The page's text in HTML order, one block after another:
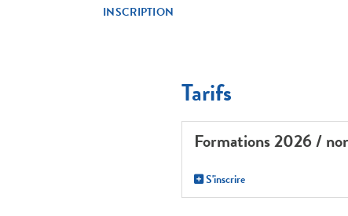
INSCRIPTION
Tarifs
Formations 2026 /
S'inscrire